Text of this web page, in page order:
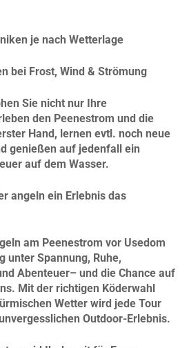
je nach Wetterlage
bei Frost, Wind & Strömung
Sie nicht nur Ihre
den Peenestrom und die
Hand, lernen evtl. noch neue
genießen auf jedenfall ein
auf dem Wasser.
angeln ein Erlebnis das
am Peenestrom vor Usedom
unter Spannung, Ruhe,
Abenteuer– und die Chance auf
Mit der richtigen Köderwahl
Wetter wird jede Tour
Outdoor-Erlebnis.